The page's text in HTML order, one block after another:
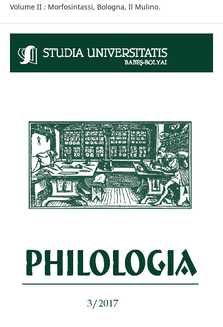
Volume II : Morfosintassi, Bologna, Il Mulino.